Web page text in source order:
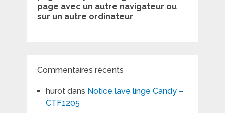
page avec un autre navigateur ou
sur un autre ordinateur
Commentaires récents
hurotdans Notice lave linge Candy –
CTF1205